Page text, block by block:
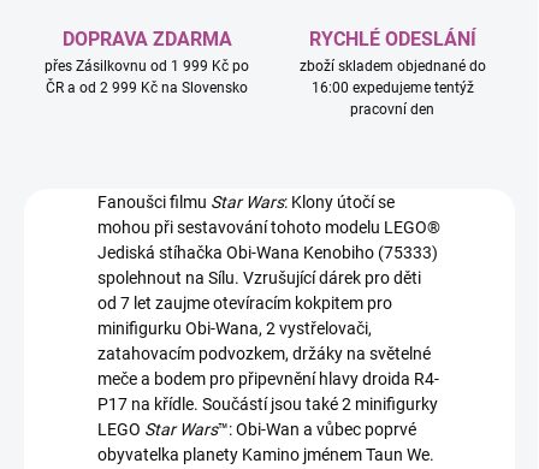
DOPRAVA ZDARMA
přes Zásilkovnu od 1 999 Kč po
ČR a od 2 999 Kč na Slovensko
RYCHLÉ ODESLÁNÍ
zboží skladem objednané do
16:00 expedujeme tentýž
pracovní den
Fanoušci filmu Star Wars: Klony útočí se
mohou při sestavování tohoto modelu LEGO®
Jediská stíhačka Obi-Wana Kenobiho (75333)
spolehnout na Sílu. Vzrušující dárek pro děti
od 7 let zaujme otevíracím kokpitem pro
minifigurku Obi-Wana, 2 vystřelovači,
zatahovacím podvozkem, držáky na světelné
meče a bodem pro připevnění hlavy droida R4-
P17 na křídle. Součástí jsou také 2 minifigurky
LEGO Star Wars™: Obi-Wan a vůbec poprvé
obyvatelka planety Kamino jménem Taun We.